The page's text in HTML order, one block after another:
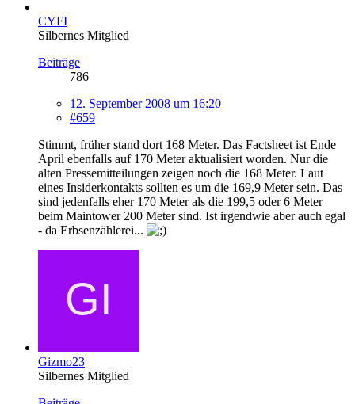
CYFI
Silbernes Mitglied
Beiträge
786
12. September 2008 um 16:20
#659
Stimmt, früher stand dort 168 Meter. Das Factsheet ist Ende
April ebenfalls auf 170 Meter aktualisiert worden. Nur die
alten Pressemitteilungen zeigen noch die 168 Meter. Laut
eines Insiderkontakts sollten es um die 169,9 Meter sein. Das
sind jedenfalls eher 170 Meter als die 199,5 oder 6 Meter
beim Maintower 200 Meter sind. Ist irgendwie aber auch egal
- da Erbsenzählerei...
Gizmo23
Silbernes Mitglied